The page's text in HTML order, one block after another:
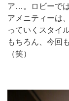
ア…。ロビーで
アメニティーは
っていくスタイル
もちろん、今回
（笑）